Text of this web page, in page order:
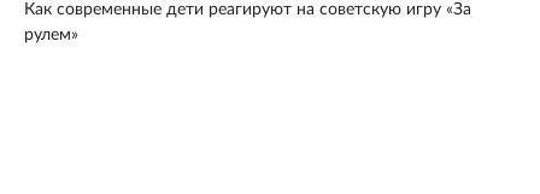
Как современные дети реагируют на советскую игру «За
рулем»